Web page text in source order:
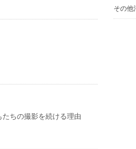
ちの撮影を続ける理由
その他